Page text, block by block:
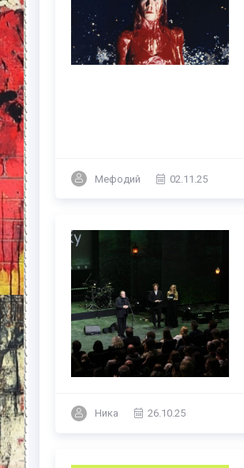
Мефодий 02.11.25
Ника 26.10.25